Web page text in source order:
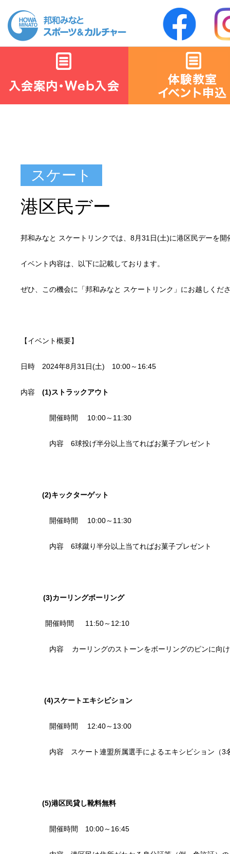
港区民デー
邦和みなと スケートリンクでは、8月31日(土)に港区民デーを開
イベント内容は、以下に記載しております。
ぜひ、この機会に「邦和みなと スケートリンク」にお越しくだ
【イベント概要】
日時 2024年8月31日(土) 10:00～16:45
内容 (1)ストラックアウト
開催時間 10:00～11:30
内容 6球投げ半分以上当てればお菓子プレゼント
(2)キックターゲット
開催時間 10:00～11:30
内容 6球蹴り半分以上当てればお菓子プレゼント
(3)カーリングボーリング
開催時間 11:50～12:10
内容 カーリングのストーンをボーリングのピンに向けて
(4)スケートエキシビション
開催時間 12:40～13:00
内容 スケート連盟所属選手によるエキシビション（3
(5)港区民貸し靴料無料
開催時間 10:00～16:45